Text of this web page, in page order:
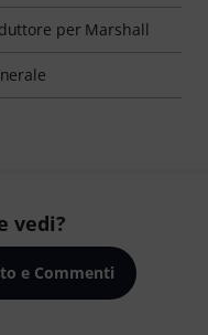
per Marshall
vedi?
e Commenti